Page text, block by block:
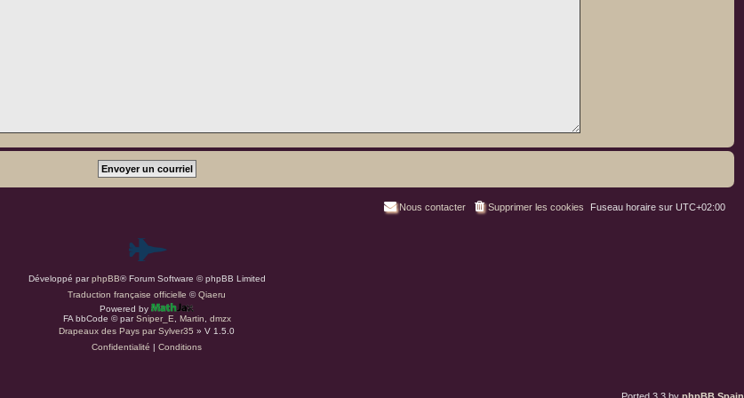
Fuseau horaire sur UTC+02:00
Supprimer les cookies
Nous contacter
P
a
r
d
Développé parphpBB® Forum Software © phpBB Limited
Traduction française officielle ©Qiaeru
Powered by
FA bbCode ©parSniper_E Martin
dmzx
Drapeaux des Pays par Sylver35 » V 1.5.0
Confidentialité | Conditions